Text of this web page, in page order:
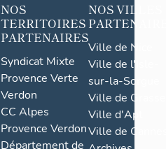
NOS
TERRITOIRES
PARTENAIRES
Syndicat Mixte
Provence Verte
Verdon
CC Alpes
Provence Verdon
Département de
NOS VILLES
Ville de Nice
Ville de l'Isle-
sur-la-Sorgue
Ville de Grasse
Ville d'Apt
Ville de